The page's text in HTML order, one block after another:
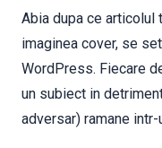
Abia dupa ce
imaginea cover, se
WordPress. Fiecare
un subiect in
adversar) ramane